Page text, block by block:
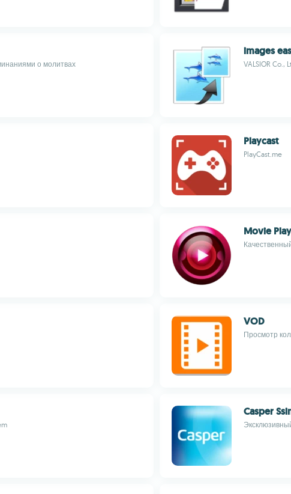
о молитвах
images
VALSIOR Co.,
Playcast
PlayCast.me
Movie
VOD
Просмотр
Casper